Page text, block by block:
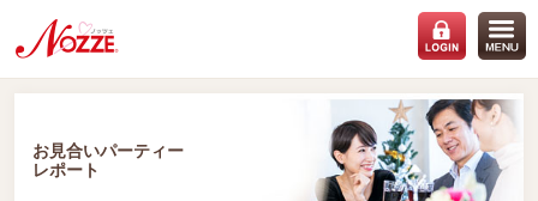
お見合いパーティー
レポート